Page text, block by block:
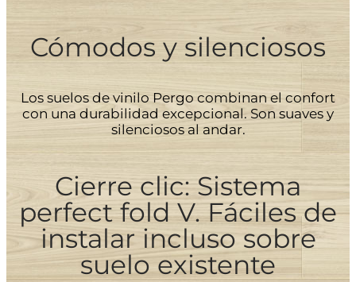
Cómodos y silenciosos
Los suelos de vinilo Pergo combinan el confort
con una durabilidad excepcional. Son suaves y
silenciosos al andar.
Cierre clic: Sistema
perfect fold V. Fáciles de
instalar incluso sobre
suelo existente